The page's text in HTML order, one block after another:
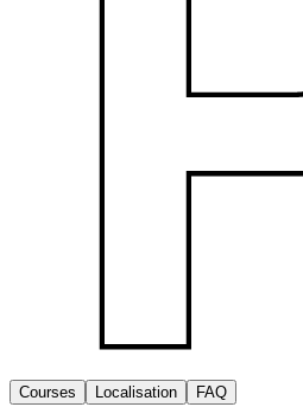
Courses Localisation FAQ